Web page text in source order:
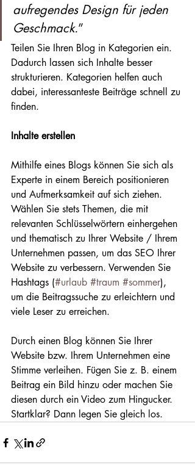
aufregendes Design für jeden
Geschmack.”
Teilen Sie Ihren Blog in Kategorien ein.
Dadurch lassen sich Inhalte besser
strukturieren. Kategorien helfen auch
dabei, interessanteste Beiträge schnell zu
finden.
Inhalte erstellen
Mithilfe eines Blogs können Sie sich als
Experte in einem Bereich positionieren
und Aufmerksamkeit auf sich ziehen.
Wählen Sie stets Themen, die mit
relevanten Schlüsselwörtern einhergehen
und thematisch zu Ihrer Website / Ihrem
Unternehmen passen, um das SEO Ihrer
Website zu verbessern. Verwenden Sie
Hashtags (#urlaub #traum #sommer),
um die Beitragssuche zu erleichtern und
viele Leser zu erreichen.
Durch einen Blog können Sie Ihrer
Website bzw. Ihrem Unternehmen eine
Stimme verleihen. Fügen Sie z. B. einem
Beitrag ein Bild hinzu oder machen Sie
diesen durch ein Video zum Hingucker.
Startklar? Dann legen Sie gleich los.